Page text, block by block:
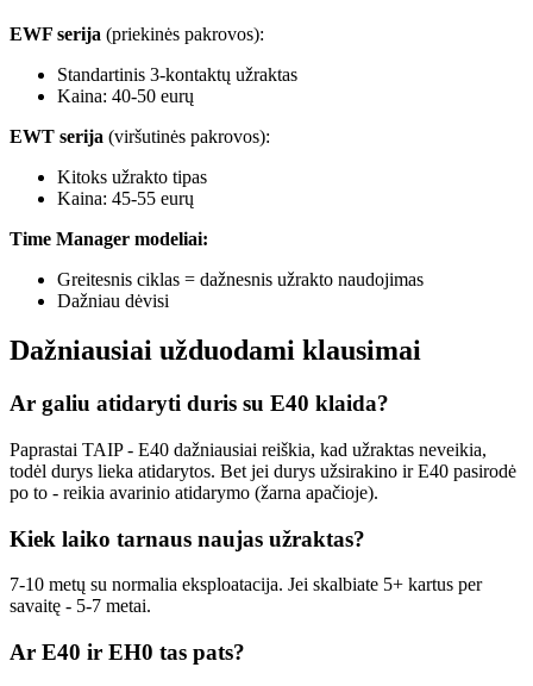
EWF serija (priekinės pakrovos):
Standartinis 3-kontaktų užraktas
Kaina: 40-50 eurų
EWT serija (viršutinės pakrovos):
Kitoks užrakto tipas
Kaina: 45-55 eurų
Time Manager modeliai:
Greitesnis ciklas = dažnesnis užrakto naudojimas
Dažniau dėvisi
Dažniausiai užduodami klausimai
Ar galiu atidaryti duris su E40 klaida?
Paprastai TAIP - E40 dažniausiai reiškia, kad užraktas neveikia,
todėl durys lieka atidarytos. Bet jei durys užsirakino ir E40 pasirodė
po to - reikia avarinio atidarymo (žarna apačioje).
Kiek laiko tarnaus naujas užraktas?
7-10 metų su normalia eksploatacija. Jei skalbiate 5+ kartus per
savaitę - 5-7 metai.
Ar E40 ir EH0 tas pats?